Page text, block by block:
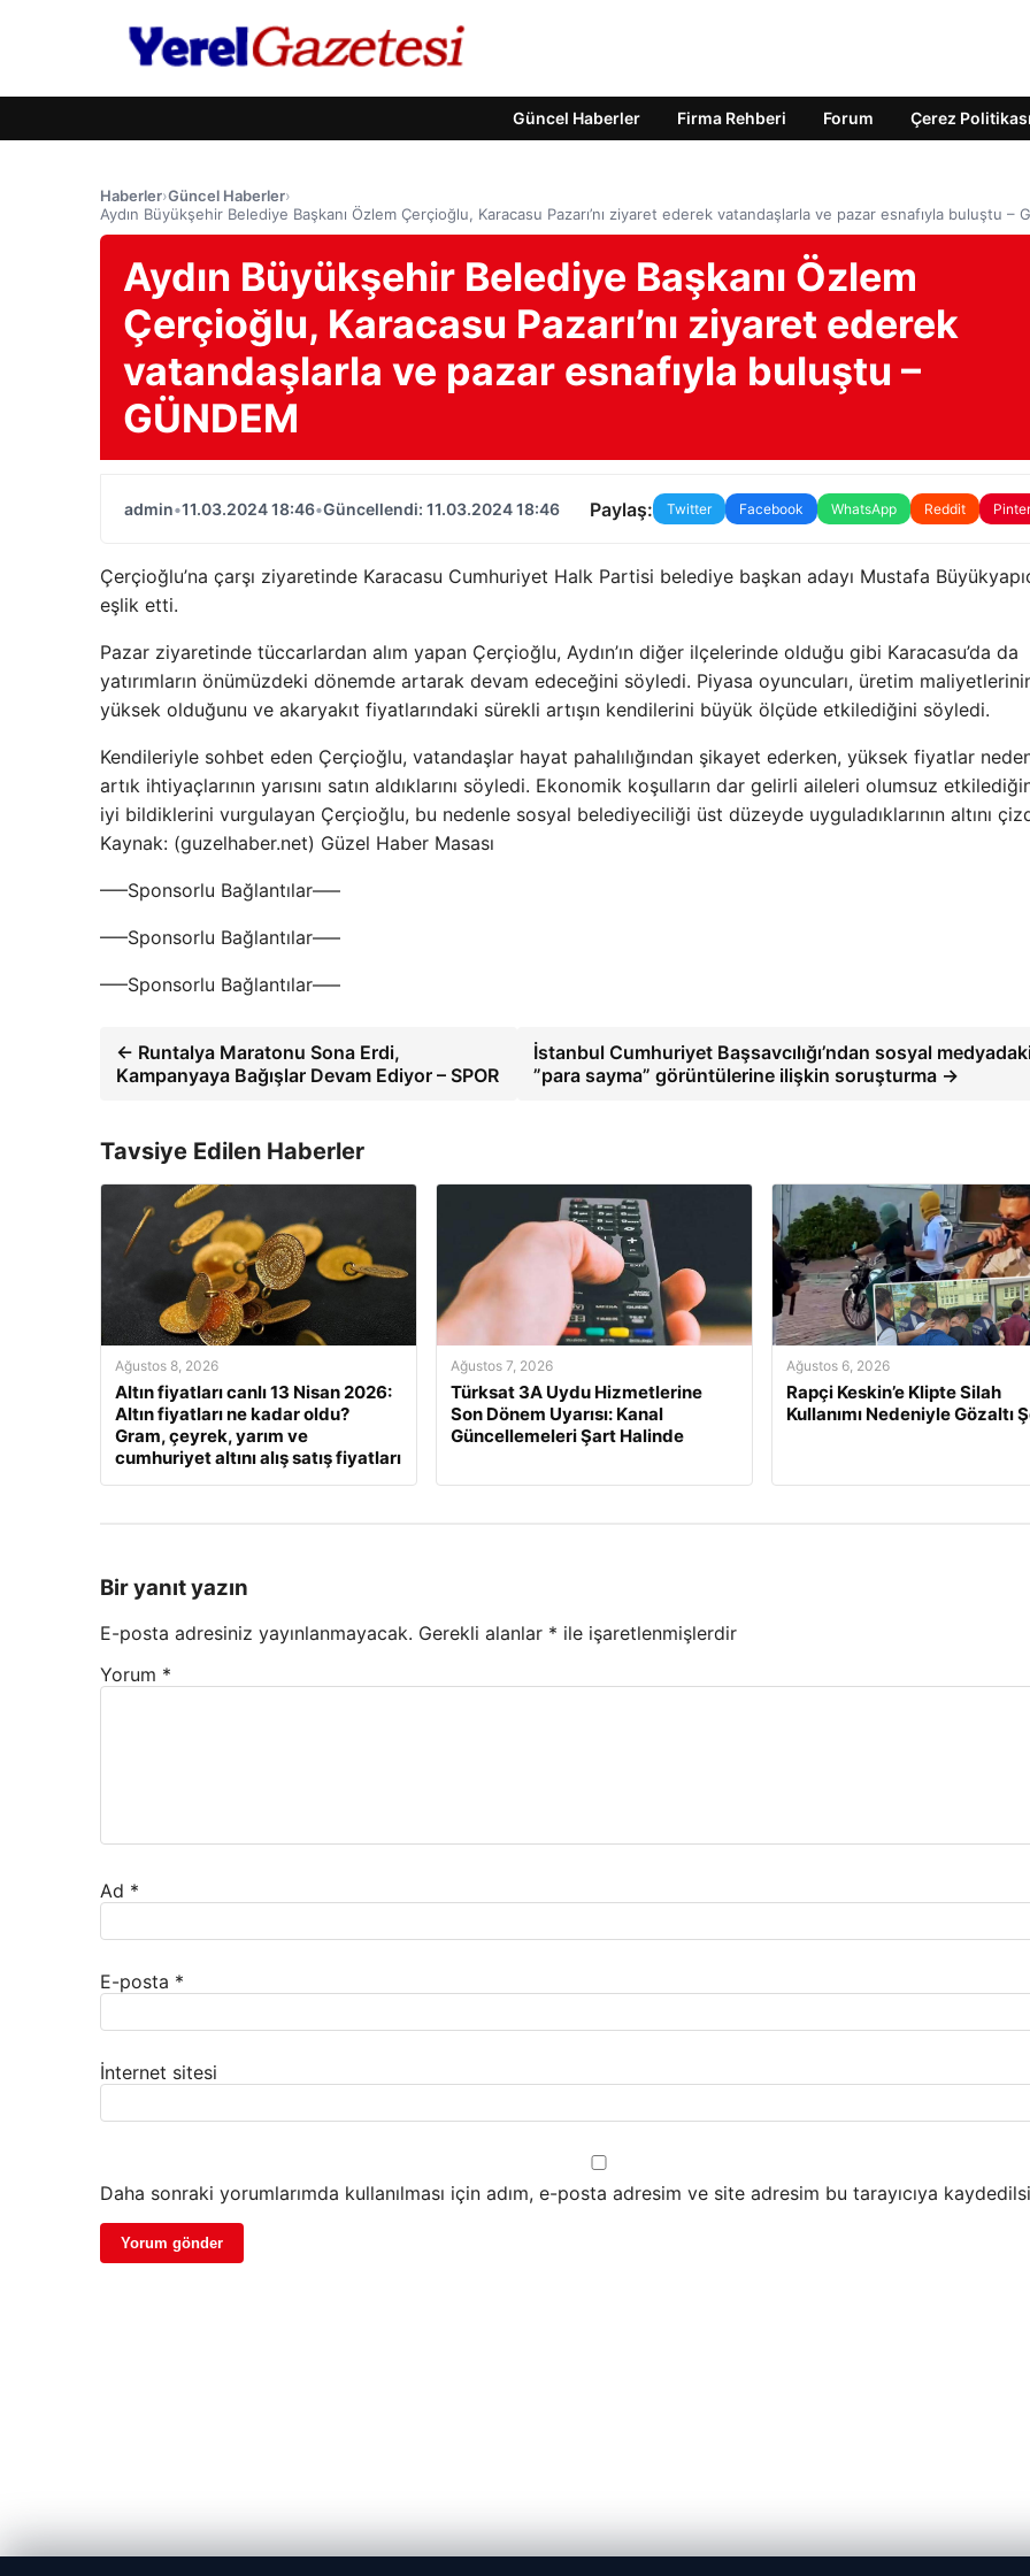
Güncel Haberler Firma Rehberi Forum Çerez Politikası
Haberler›Güncel Haberler›
Aydın Büyükşehir Belediye Başkanı Özlem Çerçioğlu, Karacasu Pazarı’nı ziyaret ederek vatandaşlarla ve pazar esnafıyla buluştu –
Aydın Büyükşehir Belediye Başkanı Özlem
Çerçioğlu, Karacasu Pazarı’nı ziyaret ederek
vatandaşlarla ve pazar esnafıyla buluştu –
GÜNDEM
admin•11.03.2024 18:46•Güncellendi: 11.03.2024 18:46 Paylaş: Twitter Facebook WhatsApp Reddit
Çerçioğlu’na çarşı ziyaretinde Karacasu Cumhuriyet Halk Partisi belediye başkan adayı Mustafa
eşlik etti.
Pazar ziyaretinde tüccarlardan alım yapan Çerçioğlu, Aydın’ın diğer ilçelerinde olduğu gibi Karacasu’da da
yatırımların önümüzdeki dönemde artarak devam edeceğini söyledi. Piyasa oyuncuları, üretim
yüksek olduğunu ve akaryakıt fiyatlarındaki sürekli artışın kendilerini büyük ölçüde etkilediğini söyledi.
Kendileriyle sohbet eden Çerçioğlu, vatandaşlar hayat pahalılığından şikayet ederken, yüksek fiyatlar
artık ihtiyaçlarının yarısını satın aldıklarını söyledi. Ekonomik koşulların dar gelirli aileleri olumsuz
iyi bildiklerini vurgulayan Çerçioğlu, bu nedenle sosyal belediyeciliği üst düzeyde uyguladıklarının altını
Kaynak: (guzelhaber.net) Güzel Haber Masası
—–Sponsorlu Bağlantılar—–
—–Sponsorlu Bağlantılar—–
—–Sponsorlu Bağlantılar—–
← Runtalya Maratonu Sona Erdi,
Kampanyaya Bağışlar Devam Ediyor – SPOR
İstanbul Cumhuriyet Başsavcılığı’ndan sosyal
”para sayma” görüntülerine ilişkin soruşturma →
Tavsiye Edilen Haberler
Ağustos 8, 2026
Altın fiyatları canlı 13 Nisan 2026:
Altın fiyatları ne kadar oldu?
Gram, çeyrek, yarım ve
cumhuriyet altını alış satış fiyatları
Ağustos 7, 2026
Türksat 3A Uydu Hizmetlerine
Son Dönem Uyarısı: Kanal
Güncellemeleri Şart Halinde
Ağustos 6, 2026
Rapçi Keskin’e Klipte Silah
Kullanımı Nedeniyle Gözaltı
Bir yanıt yazın
E-posta adresiniz yayınlanmayacak. Gerekli alanlar * ile işaretlenmişlerdir
Yorum *
Ad *
E-posta *
İnternet sitesi
Daha sonraki yorumlarımda kullanılması için adım, e-posta adresim ve site adresim bu tarayıcıya